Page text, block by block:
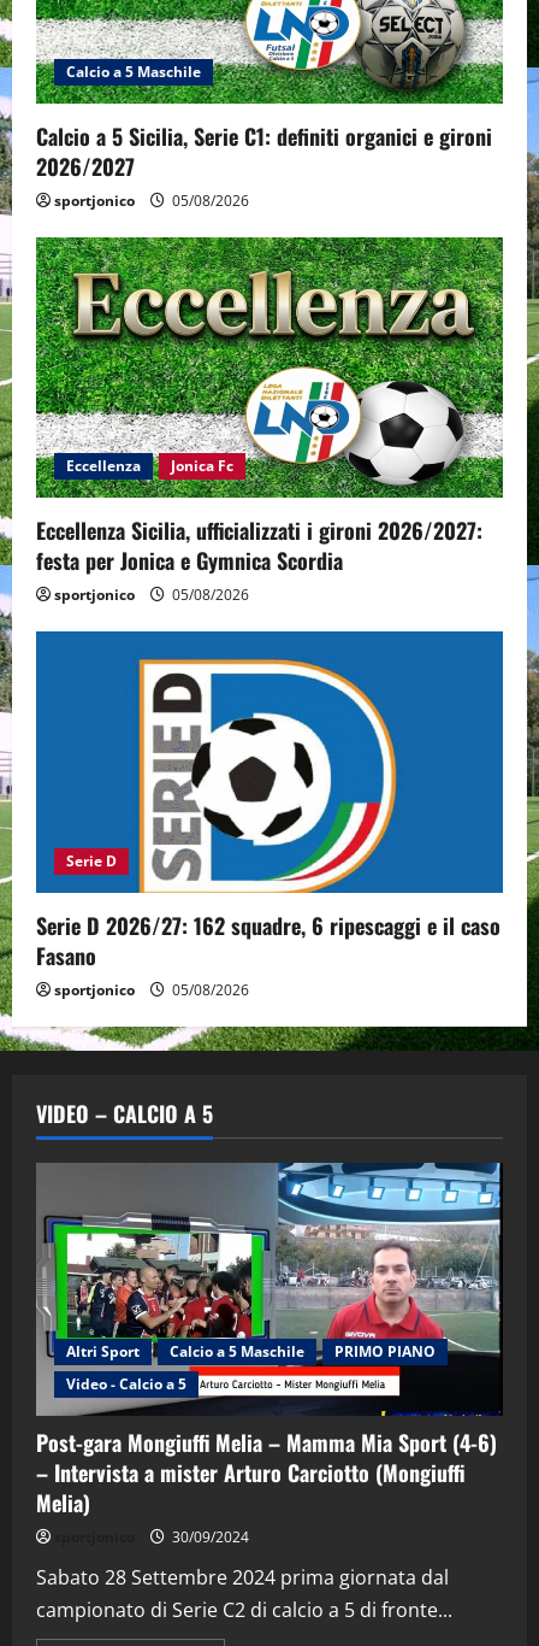
Calcio a 5 Maschile
Calcio a 5 Sicilia, Serie C1: definiti organici e gironi
2026/2027
sportjonico 05/08/2026
Eccellenza Jonica Fc
Eccellenza Sicilia, ufficializzati i gironi 2026/2027:
festa per Jonica e Gymnica Scordia
sportjonico 05/08/2026
Serie D
Serie D 2026/27: 162 squadre, 6 ripescaggi e il caso
Fasano
sportjonico 05/08/2026
VIDEO – CALCIO A 5
Altri Sport Calcio a 5 Maschile
PRIMO PIANO
Video - Calcio a 5
Post-gara Mongiuffi Melia – Mamma Mia Sport (4-6)
– Intervista a mister Arturo Carciotto (Mongiuffi
Melia)
30/09/2024
Sabato 28 Settembre 2024 prima giornata dal
campionato di Serie C2 di calcio a 5 di fronte...
2
“SportEmpire” in Podcast: 29^ Puntata
(Martedi 28 Aprile 2026)
28/04/2026